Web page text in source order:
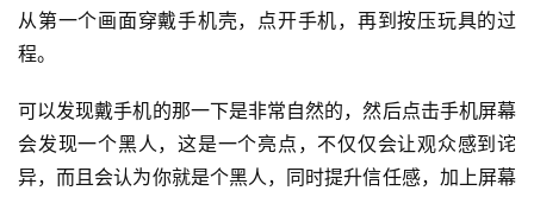
从第一个画面穿戴手机壳，点开手机，再到按压玩具的过
程。
可以发现戴手机的那一下是非常自然的，然后点击手机屏幕
会发现一个黑人，这是一个亮点，不仅仅会让观众感到诧
异，而且会认为你就是个黑人，同时提升信任感，加上屏幕